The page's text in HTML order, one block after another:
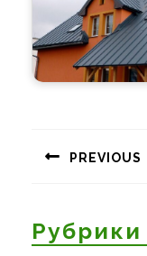
записям
PREVIOUS
Рубрики